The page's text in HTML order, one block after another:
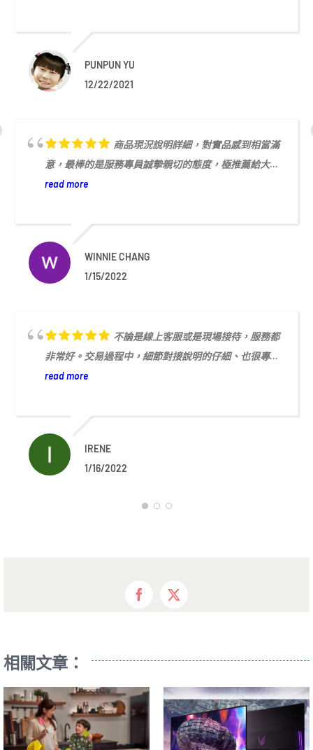
PUNPUN YU
12/22/2021
商品現況說明詳細，對實品感到相當滿
意，最棒的是服務專員誠摯親切的態度，極推薦給大...
read more
WINNIE CHANG
1/15/2022
不論是線上客服或是現場接待，服務都
非常好。交易過程中，細節對接說明的仔細、也很專...
read more
IRENE
1/16/2022
Facebook
X
相關文章：